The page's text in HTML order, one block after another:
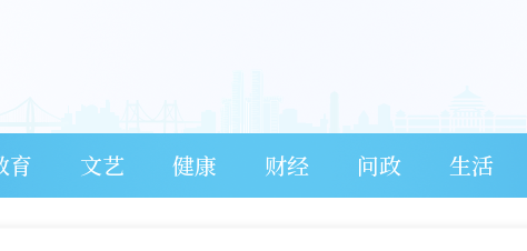
育 文艺 健康 财经 问政 生活